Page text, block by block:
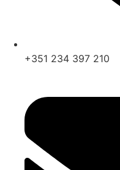
+351 234 397 210